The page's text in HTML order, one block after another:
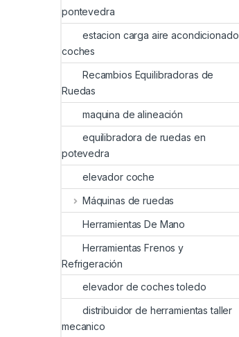
pontevedra
estacion carga aire acondicionado
coches
Recambios Equilibradoras de
Ruedas
maquina de alineación
equilibradora de ruedas en
potevedra
elevador coche
Máquinas de ruedas
Herramientas De Mano
Herramientas Frenos y
Refrigeración
elevador de coches toledo
distribuidor de herramientas taller
mecanico